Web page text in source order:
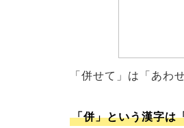
「併せて」は「あわ
「併」という漢字は